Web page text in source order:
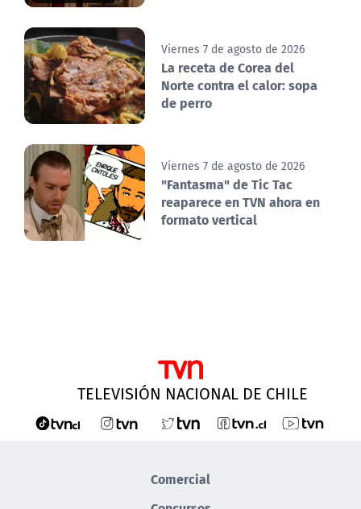
Viernes 7 de agosto de 2026
La receta de Corea del
Norte contra el calor: sopa
de perro
Viernes 7 de agosto de 2026
"Fantasma" de Tic Tac
reaparece en TVN ahora en
formato vertical
TELEVISIÓN NACIONAL DE CHILE
Comercial